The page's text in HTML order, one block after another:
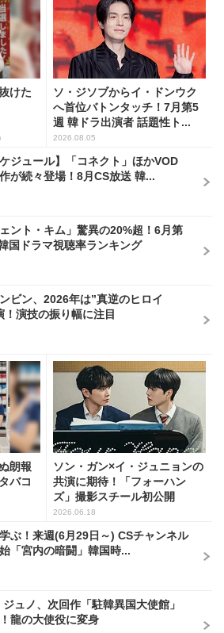
けた
ソ・ジソブからイ・ドンウク
へ首位バトンタッチ！7月第5
週 韓ドラ出演者 話題性ト...
2026.08.05
ケジュール】「コネクト」ほかVOD
が続々登場！8月CS放送 韓...
ェント・キム」驚異の20%超！6月第
国ドラマ視聴率ランキング
ビン、2026年は”真逆のヒロイ
！演技の振り幅に注目
朗報
バコ
ソン・ガン×イ・ジュニョンの
共演に期待！「フォーハン
ズ」撮影スチール初公開
2026.06.18
ぶ！来週(6月29日～) CSチャンネル
「宮内の暗闘」韓国時...
ュノ、次回作「駐韓異国大使館」
龍の大使役に変身